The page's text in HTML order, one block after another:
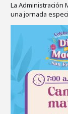
La Administración
una jornada